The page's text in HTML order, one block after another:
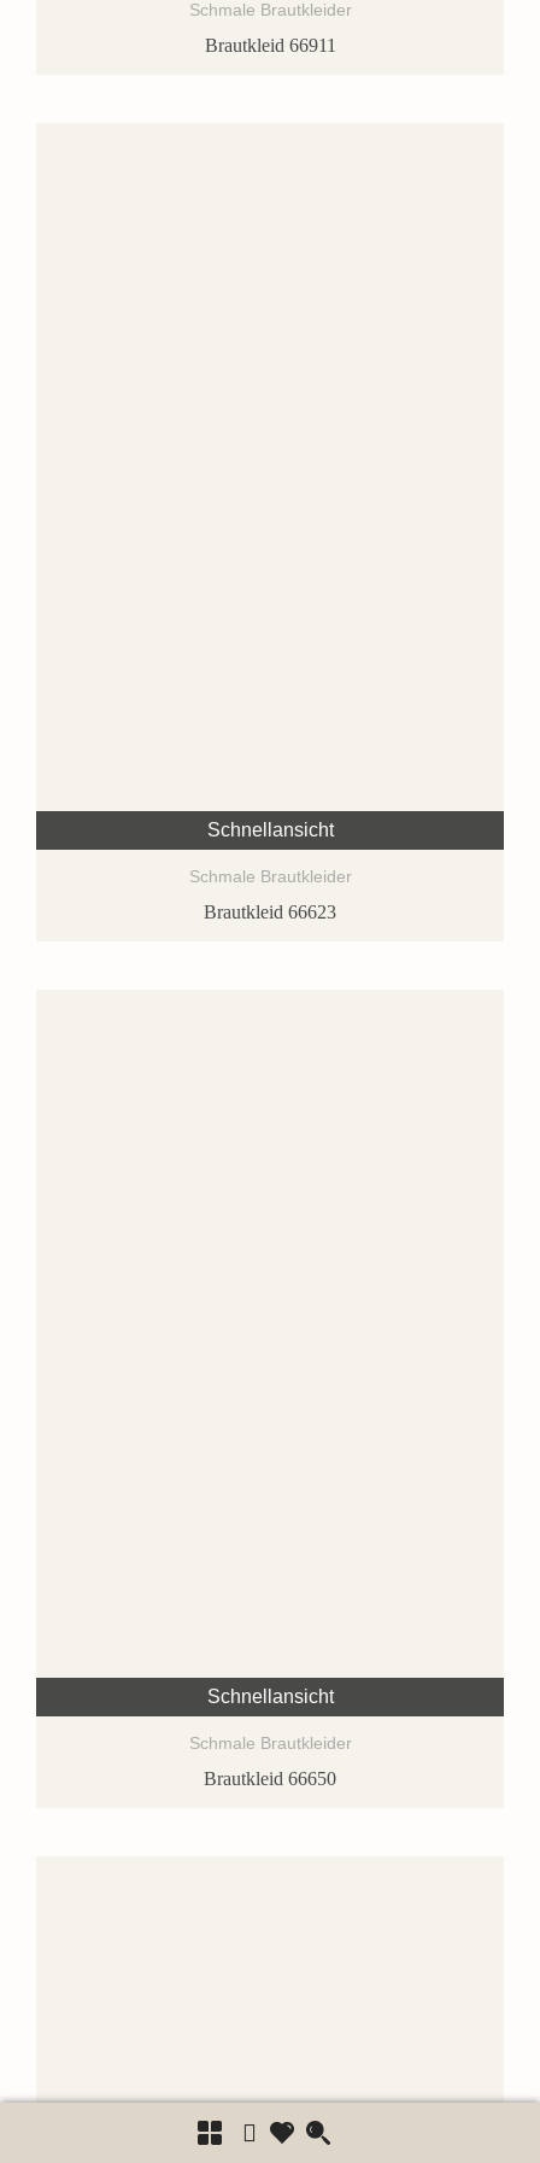
Schmale Brautkleider
Brautkleid 66911
Schnellansicht
Schmale Brautkleider
Brautkleid 66623
Schnellansicht
Schmale Brautkleider
Brautkleid 66650